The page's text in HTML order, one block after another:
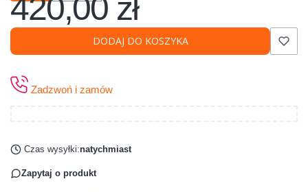
Cena
420,00 zł
DODAJ DO KOSZYKA
Zadzwoń i zamów
Czas wysyłki:natychmiast
Zapytaj o produkt